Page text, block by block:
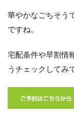
華やかなごちそう
ですね。
宅配条件や早割情
うチェックしてみ